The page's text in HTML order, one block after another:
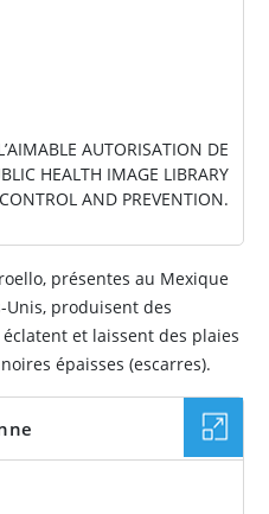
AUTORISATION DE
HEALTH IMAGE LIBRARY
AND PREVENTION.
présentes au Mexique
Unis, produisent des
et laissent des plaies
épaisses (escarres).